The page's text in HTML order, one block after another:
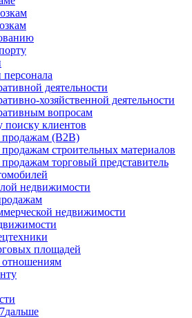
деятельности
хозяйственной деятельности
вопросам
поиску клиентов
(B2B)
строительных материалов
торговый представитель
недвижимости
недвижимости
площадей
дальше